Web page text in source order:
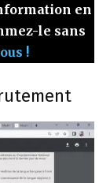
en
le sans
!